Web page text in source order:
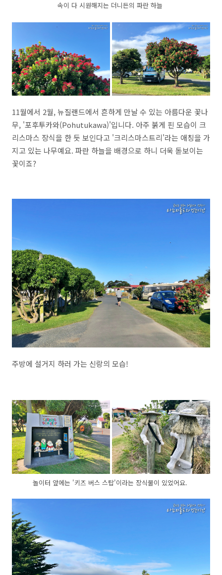
속이 다 시원해지는 더니든의 파란 하늘
11월에서 2월, 뉴질랜드에서 흔하게 만날 수 있는 아름다운 꽃나
무, '포후투카와(Pohutukawa)'입니다. 아주 붉게 핀 모습이 크
리스마스 장식을 한 듯 보인다고 '크리스마스트리'라는 애칭을 가
지고 있는 나무예요. 파란 하늘을 배경으로 하니 더욱 돋보이는
꽃이죠?
주방에 설거지 하러 가는 신랑의 모습!
놀이터 앞에는 '키즈 버스 스탑'이라는 장식물이 있었어요.